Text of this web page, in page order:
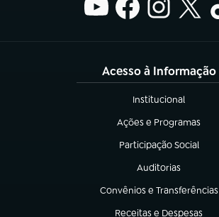
Acesso à Informação
Institucional
(abre em nova aba)
Ações e Programas
(abre em nova aba)
Participação Social
(abre em nova aba)
Auditorias
(abre em nova aba)
Convênios e Transferências
(abre em nova aba)
Receitas e Despesas